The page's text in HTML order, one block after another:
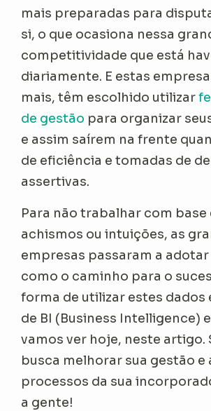
mais preparadas para
si, o que ocasiona nessa
competitividade que está
diariamente. E estas
mais, têm escolhido utilizar
de gestão para organizar
e assim saírem na frente
de eficiência e tomadas de
assertivas.
Para não trabalhar com base
achismos ou intuições, as
empresas passaram a
como o caminho para o
forma de utilizar estes dados
de BI (Business Intelligence)
vamos ver hoje, neste artigo.
busca melhorar sua gestão e
processos da sua
a gente!